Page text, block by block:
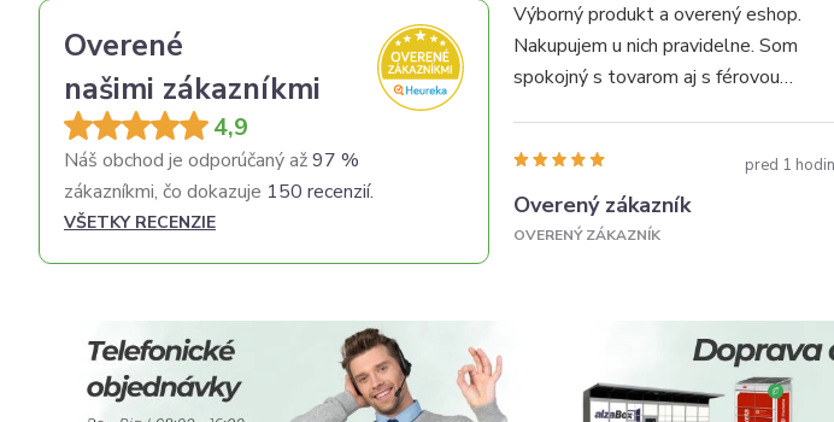
Overené
našimi zákazníkmi
4,9
Náš obchod je odporúčaný až97 %
zákazníkmi, čo dokazuje 150 recenzií.
VŠETKY RECENZIE
Výborný produkt a overený eshop.
Nakupujem u nich pravidelne. Som
spokojný s tovarom aj s férovou
pred 1
Overený zákazník
OVERENÝ ZÁKAZNÍK